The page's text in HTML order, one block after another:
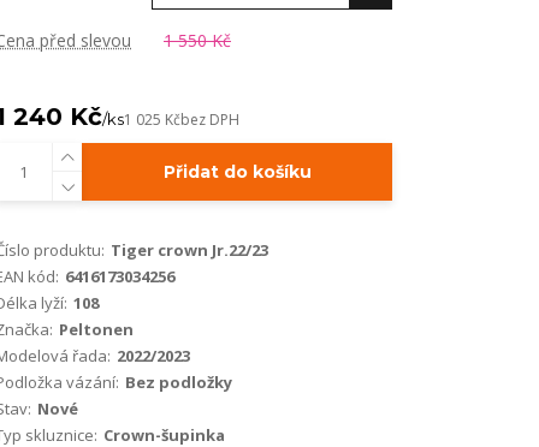
před slevou 1 550 Kč
240 Kč/ks1 025 Kčbez DPH
Přidat do košíku
produktu: Tiger crown Jr.22/23
kód: 6416173034256
lyží: 108
Peltonen
řada: 2022/2023
vázání: Bez podložky
Nové
skluznice: Crown-šupinka